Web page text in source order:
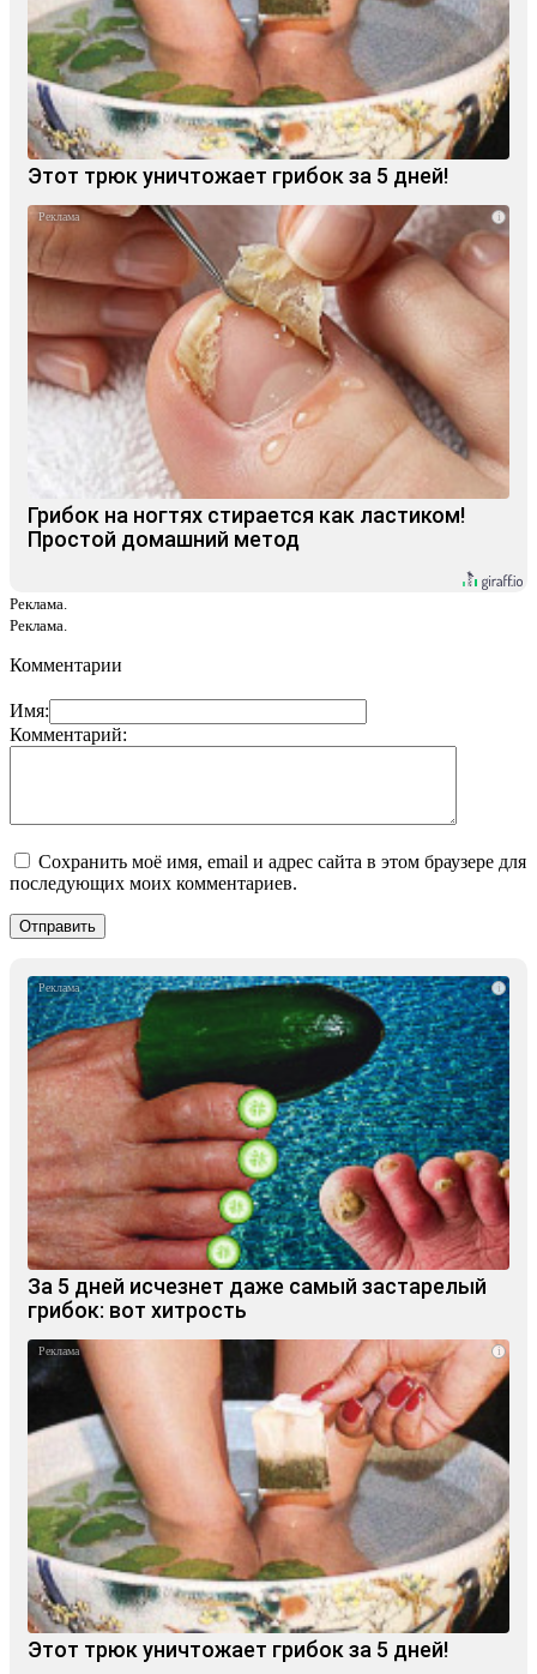
Этот трюк уничтожает грибок за 5 дней!
i
Грибок на ногтях стирается как ластиком!
Простой домашний метод
Реклама.
Реклама.
Комментарии
Имя:
Комментарий:
Сохранить моё имя, email и адрес сайта в этом браузере для
последующих моих комментариев.
i
За 5 дней исчезнет даже самый застарелый
грибок: вот хитрость
i
Этот трюк уничтожает грибок за 5 дней!